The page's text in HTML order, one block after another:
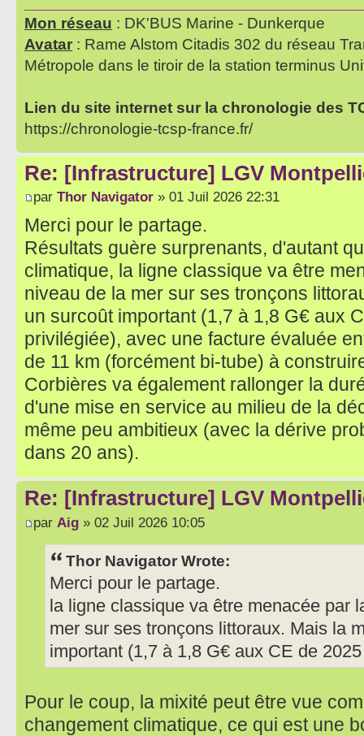
Mon réseau : DK'BUS Marine - Dunkerque
Avatar : Rame Alstom Citadis 302 du réseau
Métropole dans le tiroir de la station terminus
Lien du site internet sur la chronologie des
https://chronologie-tcsp-france.fr/
Re: [Infrastructure] LGV
par Thor Navigator » 01 Juil 2026 22:31
Merci pour le partage.
Résultats guère surprenants, d'autant
climatique, la ligne classique va être
niveau de la mer sur ses tronçons
un surcoût important (1,7 à 1,8 G€ aux
privilégiée), avec une facture évaluée
de 11 km (forcément bi-tube) à
Corbières va également rallonger la
d'une mise en service au milieu de la
même peu ambitieux (avec la dérive
dans 20 ans).
Re: [Infrastructure] LGV
par Aig » 02 Juil 2026 10:05
Thor Navigator Wrote:
Merci pour le partage.
la ligne classique va être menacée par
mer sur ses tronçons littoraux. Mais la
important (1,7 à 1,8 G€ aux CE de
Pour le coup, la mixité peut être vue
changement climatique, ce qui est une